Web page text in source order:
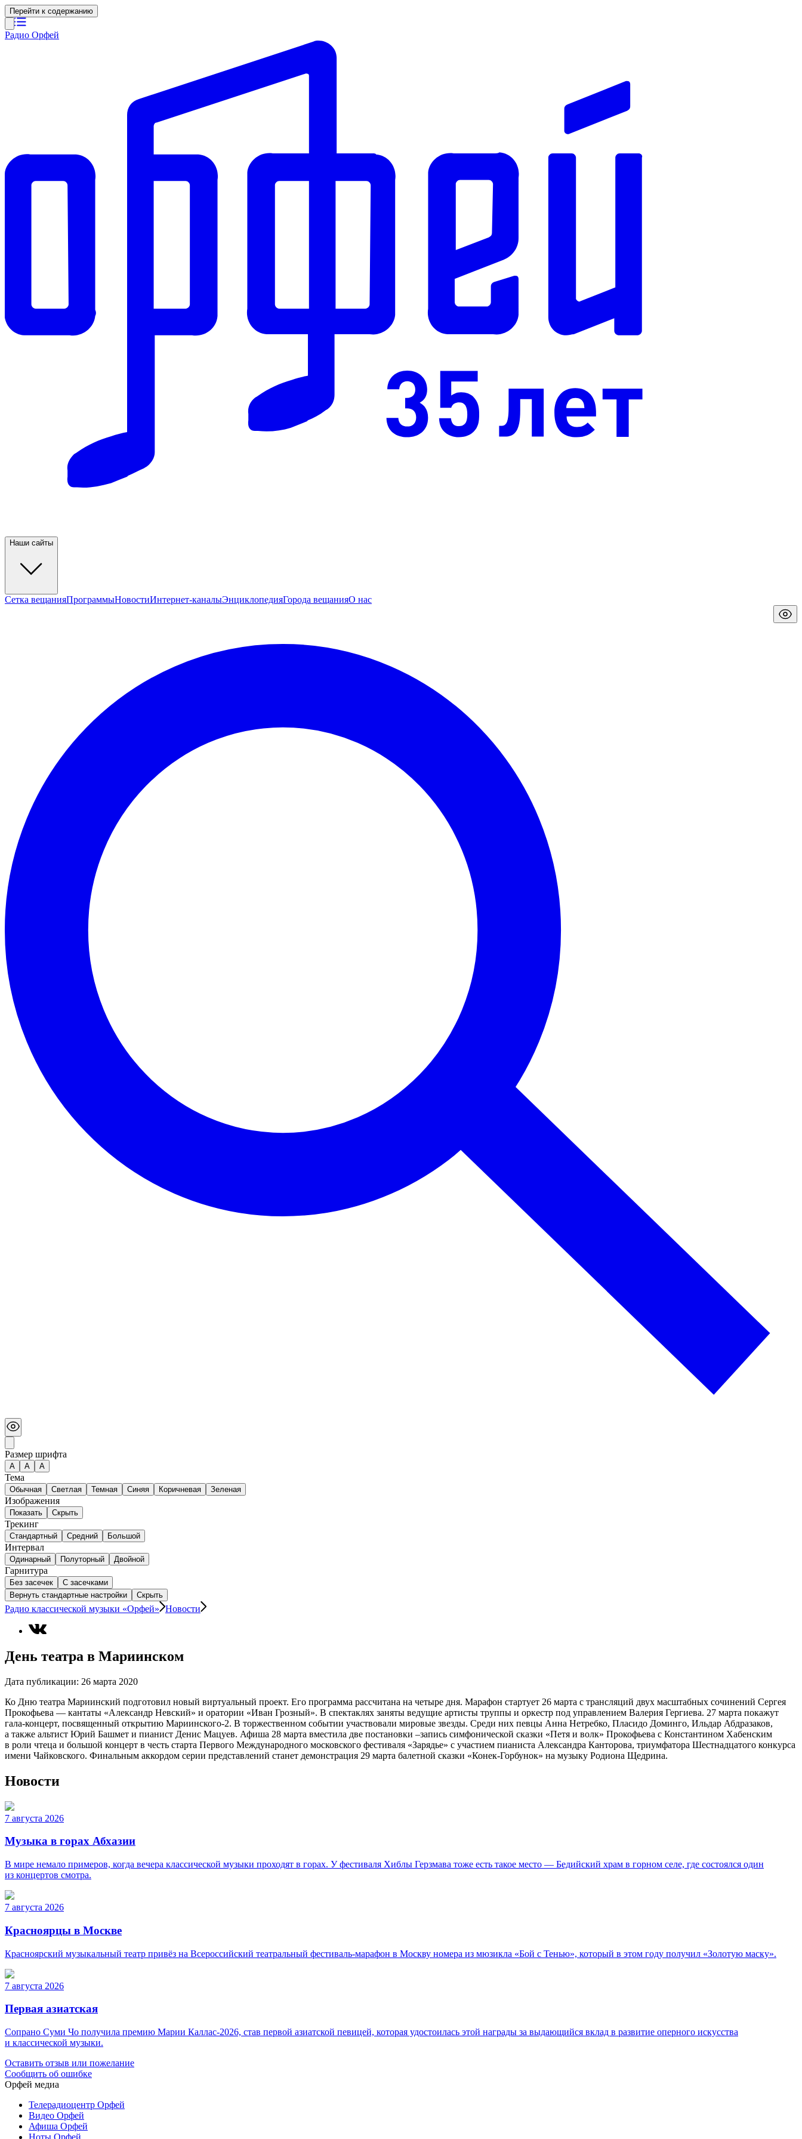
Перейти к содержанию
Радио Орфей
Наши сайты
Сетка вещанияПрограммыНовостиИнтернет-каналыЭнциклопедияГорода вещанияО нас
Размер шрифта
А A A
Тема
Обычная Светлая Темная Синяя Коричневая Зеленая
Изображения
Показать Скрыть
Трекинг
Стандартный Средний Большой
Интервал
Одинарный Полуторный Двойной
Гарнитура
Без засечек
С засечками
Вернуть стандартные настройки
Скрыть
Радио классической музыки «Орфей» Новости
День театра в Мариинском
Дата публикации: 26 марта 2020
Ко Дню театра Мариинский подготовил новый виртуальный проект. Его программа рассчитана на четыре дня. Марафон стартует 26 марта с трансляций двух масштабных сочинений Сергея
Прокофьева — кантаты «Александр Невский» и оратории «Иван Грозный». В спектаклях заняты ведущие артисты труппы и оркестр под управлением Валерия Гергиева. 27 марта покажут
гала-концерт, посвященный открытию Мариинского-2. В торжественном событии участвовали мировые звезды. Среди них певцы Анна Нетребко, Пласидо Доминго, Ильдар Абдразаков,
а также альтист Юрий Башмет и пианист Денис Мацуев. Афиша 28 марта вместила две постановки –запись симфонической сказки «Петя и волк» Прокофьева с Константином Хабенским
в роли чтеца и большой концерт в честь старта Первого Международного московского фестиваля «Зарядье» с участием пианиста Александра Канторова, триумфатора Шестнадцатого конкурса
имени Чайковского. Финальным аккордом серии представлений станет демонстрация 29 марта балетной сказки «Конек-Горбунок» на музыку Родиона Щедрина.
Новости
7 августа 2026
Музыка в горах Абхазии
В мире немало примеров, когда вечера классической музыки проходят в горах. У фестиваля Хиблы Герзмава тоже есть такое место — Бедийский храм в горном селе, где состоялся один
из концертов смотра.
7 августа 2026
Красноярцы в Москве
Красноярский музыкальный театр привёз на Всероссийский театральный фестиваль-марафон в Москву номера из мюзикла «Бой с Тенью», который в этом году получил «Золотую маску».
7 августа 2026
Первая азиатская
Сопрано Суми Чо получила премию Марии Каллас-2026, став первой азиатской певицей, которая удостоилась этой награды за выдающийся вклад в развитие оперного искусства
и классической музыки.
Оставить отзыв или пожелание
Сообщить об ошибке
Орфей медиа
Телерадиоцентр Орфей
Видео Орфей
Афиша Орфей
Ноты Орфей